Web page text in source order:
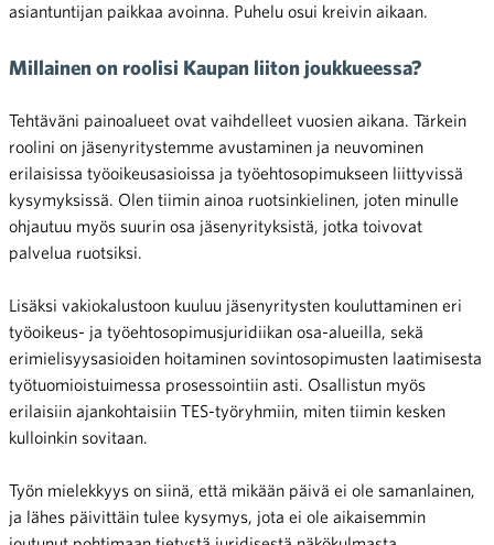
asiantuntijan paikkaa avoinna. Puhelu osui kreivin aikaan.
Millainen on roolisi Kaupan liiton joukkueessa?
Tehtäväni painoalueet ovat vaihdelleet vuosien aikana. Tärkein
roolini on jäsenyritystemme avustaminen ja neuvominen
erilaisissa työoikeusasioissa ja työehtosopimukseen liittyvissä
kysymyksissä. Olen tiimin ainoa ruotsinkielinen, joten minulle
ohjautuu myös suurin osa jäsenyrityksistä, jotka toivovat
palvelua ruotsiksi.
Lisäksi vakiokalustoon kuuluu jäsenyritysten kouluttaminen eri
työoikeus- ja työehtosopimusjuridiikan osa-alueilla, sekä
erimielisyysasioiden hoitaminen sovintosopimusten laatimisesta
työtuomioistuimessa prosessointiin asti. Osallistun myös
erilaisiin ajankohtaisiin TES-työryhmiin, miten tiimin kesken
kulloinkin sovitaan.
Työn mielekkyys on siinä, että mikään päivä ei ole samanlainen,
ja lähes päivittäin tulee kysymys, jota ei ole aikaisemmin